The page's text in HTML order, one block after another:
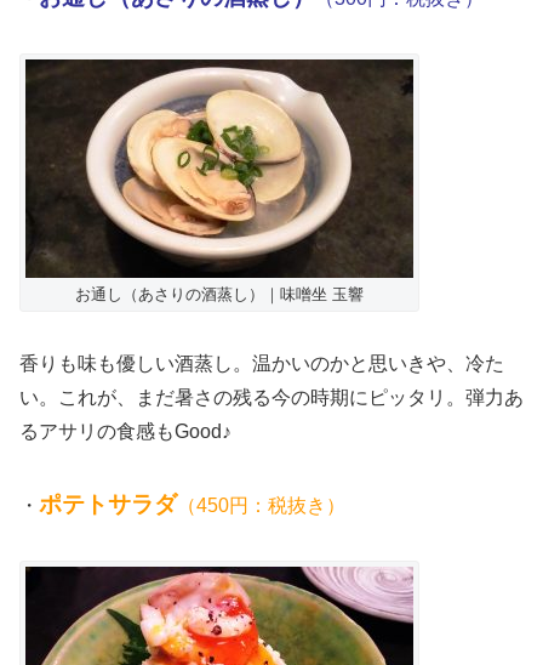
お通し（あさりの酒蒸し）｜味噌坐 玉響
香りも味も優しい酒蒸し。温かいのかと思いきや、冷た
い。これが、まだ暑さの残る今の時期にピッタリ。弾力あ
るアサリの食感もGood♪
・ ポテトサラダ （450円：税抜き）